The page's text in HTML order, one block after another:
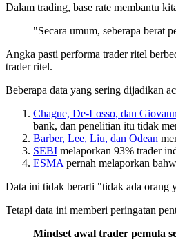
Dalam trading, base rate membantu
"Secara umum, seberapa berat
Angka pasti performa trader ritel
trader ritel.
Beberapa data yang sering dijadikan
Chague, De-Losso, dan
bank, dan penelitian itu tidak
Barber, Lee, Liu, dan Odean
SEBI melaporkan 93% trader
ESMA pernah melaporkan
Data ini tidak berarti "tidak ada orang
Tetapi data ini memberi peringatan
Mindset awal trader pemula